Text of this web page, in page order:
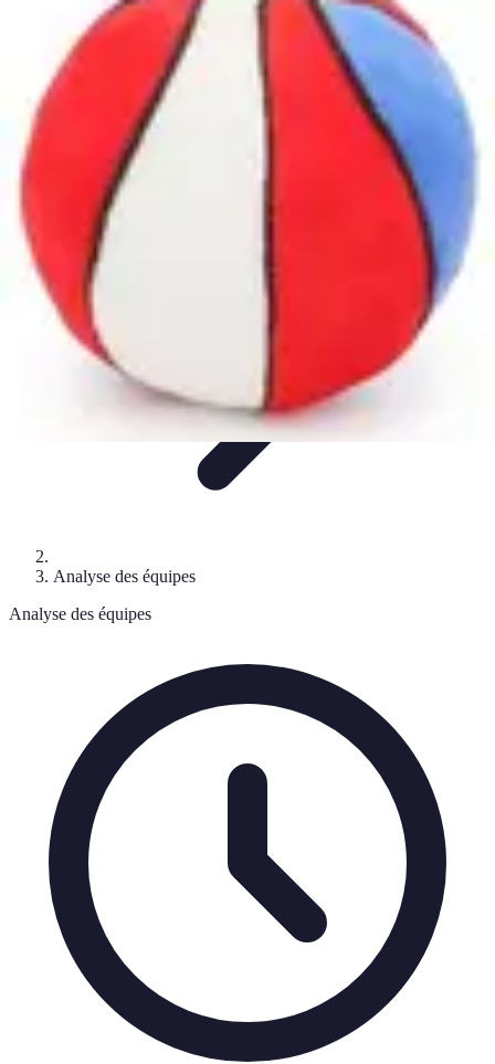
Basket Actu
Analyse et performancesActualités
Analyse des
performances
TendancesAnalyses
Basket Actu
Analyse des équipes
Analyse des équipes